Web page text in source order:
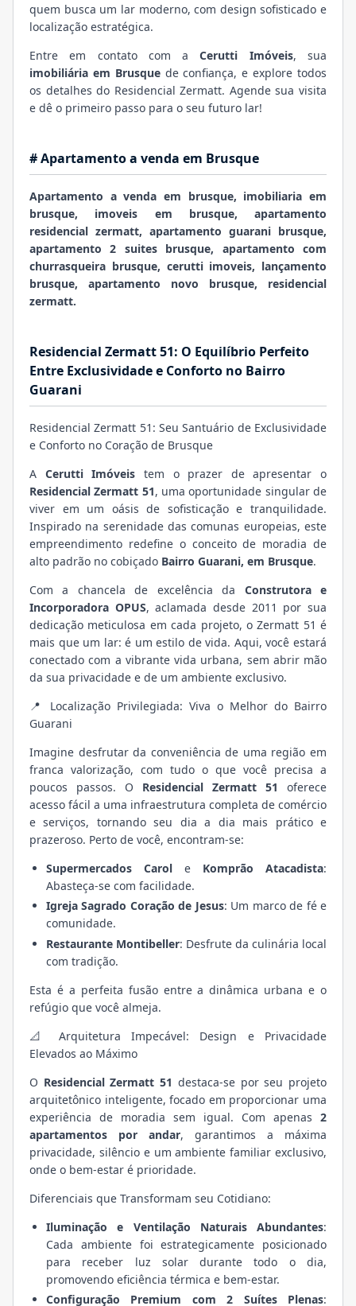
quem busca um lar moderno, com design sofisticado e
localização estratégica.
Entre em contato com aCerutti Imóveis, sua
imobiliária em Brusquede confiança, e explore todos
os detalhes do Residencial Zermatt. Agende sua visita
e dê o primeiro passo para o seu futuro lar!
# Apartamento a venda em Brusque
Apartamento a venda em brusque, imobiliaria em
brusque, imoveis em brusque, apartamento
residencial zermatt, apartamento guarani brusque,
apartamento 2 suites brusque, apartamento com
churrasqueira brusque, cerutti imoveis, lançamento
brusque, apartamento novo brusque, residencial
zermatt.
Residencial Zermatt 51: O Equilíbrio Perfeito
Entre Exclusividade e Conforto no Bairro
Guarani
Residencial Zermatt 51: Seu Santuário de Exclusividade
e Conforto no Coração de Brusque
A Cerutti Imóveis tem o prazer de apresentar o
Residencial Zermatt 51, uma oportunidade singular de
viver em um oásis de sofisticação e tranquilidade.
Inspirado na serenidade das comunas europeias, este
empreendimento redefine o conceito de moradia de
alto padrão no cobiçado Bairro Guarani, em Brusque.
Com a chancela de excelência da Construtora e
Incorporadora OPUS, aclamada desde 2011 por sua
dedicação meticulosa em cada projeto, o Zermatt 51 é
mais que um lar: é um estilo de vida. Aqui, você estará
conectado com a vibrante vida urbana, sem abrir mão
da sua privacidade e de um ambiente exclusivo.
📍 Localização Privilegiada: Viva o Melhor do Bairro
Guarani
Imagine desfrutar da conveniência de uma região em
franca valorização, com tudo o que você precisa a
poucos passos. O Residencial Zermatt 51
oferece
acesso fácil a uma infraestrutura completa de comércio
e serviços, tornando seu dia a dia mais prático e
prazeroso. Perto de você, encontram-se:
Supermercados Carol e Komprão Atacadista:
Abasteça-se com facilidade.
Igreja Sagrado Coração de Jesus: Um marco de fé e
comunidade.
Restaurante Montibeller: Desfrute da culinária local
com tradição.
Esta é a perfeita fusão entre a dinâmica urbana e o
refúgio que você almeja.
📐 Arquitetura Impecável: Design e Privacidade
Elevados ao Máximo
O Residencial Zermatt 51 destaca-se por seu projeto
arquitetônico inteligente, focado em proporcionar uma
experiência de moradia sem igual. Com apenas 2
apartamentos por andar, garantimos a máxima
privacidade, silêncio e um ambiente familiar exclusivo,
onde o bem-estar é prioridade.
Diferenciais que Transformam seu Cotidiano:
Iluminação e Ventilação Naturais Abundantes:
Cada ambiente foi estrategicamente posicionado
para receber luz solar durante todo o dia,
promovendo eficiência térmica e bem-estar.
Configuração Premium com 2 Suítes Plenas: